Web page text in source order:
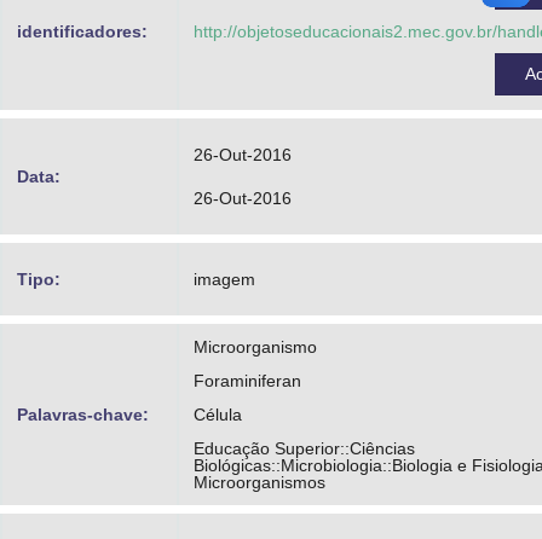
identificadores: http://objetoseducacionais2.mec.gov.br/
Data:
26-Out-2016
26-Out-2016
Tipo: imagem
Palavras-chave:
Microorganismo
Foraminiferan
Célula
Educação Superior::Ciências
Biológicas::Microbiologia::Biologia e
Microorganismos